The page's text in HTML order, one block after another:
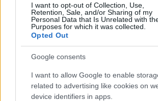
I want to opt-out of Collection, Use,
Retention, Sale, and/or Sharing of my
Personal Data that Is Unrelated with
Purposes for which it was collected.
Opted Out
Google consents
I want to allow Google to enable
related to advertising like cookies on
device identifiers in apps.
Mindenki ismeri a magyar
hollywoodi mozikat felülmúló
Attila sztorija évek óta várja, hogy
és abban bízhatunk, hogy megérte
mert a Kontroll óta, az amerikai
jeleskedő Antal Nimród igazán jó
a rendezői székben.